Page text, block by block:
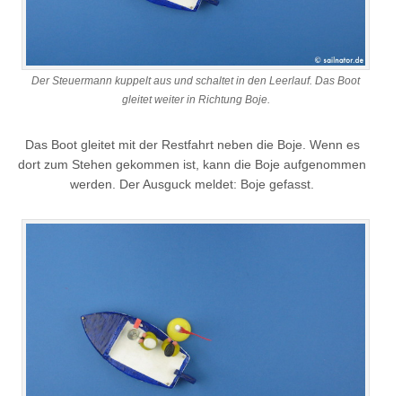
Der Steuermann kuppelt aus und schaltet in den Leerlauf. Das Boot
gleitet weiter in Richtung Boje.
Das Boot gleitet mit der Restfahrt neben die Boje. Wenn es
dort zum Stehen gekommen ist, kann die Boje aufgenommen
werden. Der Ausguck meldet: Boje gefasst.